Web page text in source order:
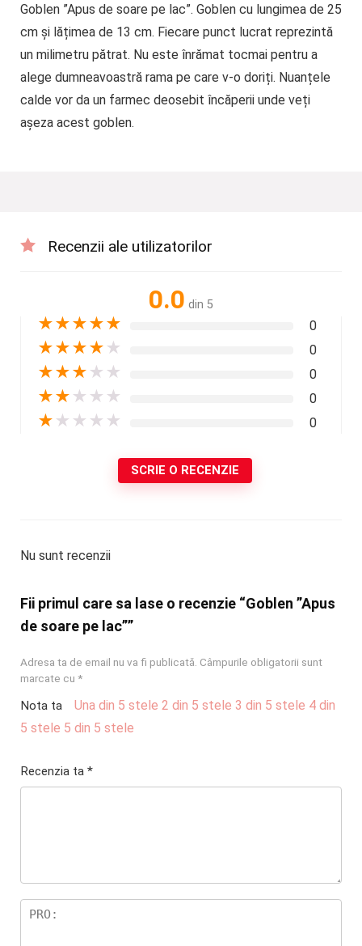
Goblen ”Apus de soare pe lac”. Goblen cu lungimea de 25
cm și lățimea de 13 cm. Fiecare punct lucrat reprezintă
un milimetru pătrat. Nu este înrămat tocmai pentru a
alege dumneavoastră rama pe care v-o doriți. Nuanțele
calde vor da un farmec deosebit încăperii unde veți
așeza acest goblen.
Recenzii ale utilizatorilor
0.0 din 5
★★★★★ 0
★★★★ ★ 0
★★★ ★ ★ 0
★★ ★ ★ ★ 0
★ ★ ★ ★ ★ 0
SCRIE O RECENZIE
Nu sunt recenzii
Fii primul care sa lase o recenzie “Goblen ”Apus
de soare pe lac””
Adresa ta de email nu va fi publicată. Câmpurile obligatorii sunt
marcate cu *
Nota ta Una din 5 stele 2 din 5 stele 3 din 5 stele 4 din
5 stele 5 din 5 stele
Recenzia ta *